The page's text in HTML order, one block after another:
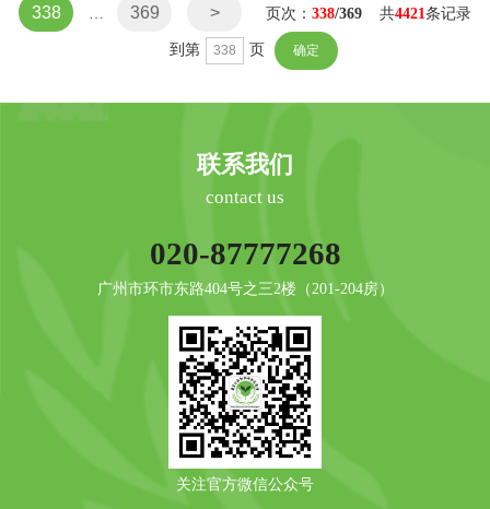
338 … 369 > 页次： 338/369 共4421条记录
到第 页
联系我们
contact us
020-87777268
广州市环市东路404号之三2楼（201-204房）
关注官方微信公众号